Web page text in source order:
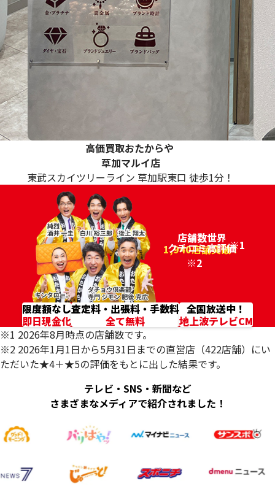
高価買取おたからや
草加マルイ店
東武スカイツリーライン 草加駅東口 徒歩1分！
店舗数世界
1,940店舗突破！
※1
クチコミ高評価
96.2%
※2
限度額なし
即日現金化
査定料・出張料・手数料
全て無料
全国放送中！
地上波テレビCM
※1 2026年8月時点の店舗数です。
※2 2026年1月1日から5月31日までの直営店（422店舗）にい
ただいた★4＋★5の評価をもとに出した結果です。
テレビ・SNS・新聞など
さまざまなメディアで紹介されました！